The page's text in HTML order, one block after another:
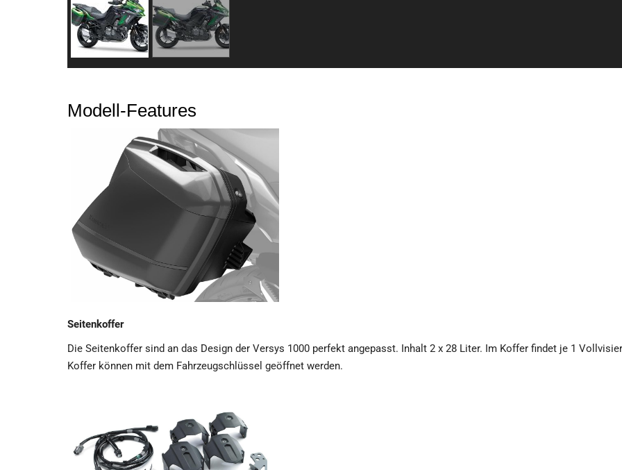
Modell-Features
Seitenkoffer
Die Seitenkoffer sind an das Design der Versys 1000 perfekt angepasst. Inhalt 2 x 28 Liter. Im Koffer findet je 1
Koffer können mit dem Fahrzeugschlüssel geöffnet werden.